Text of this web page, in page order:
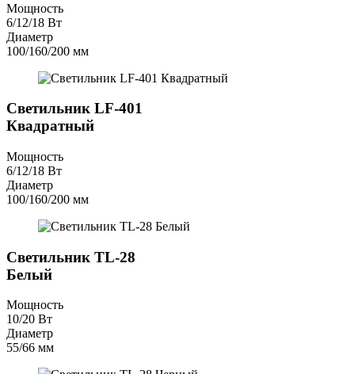
Мощность
6/12/18 Вт
Диаметр
100/160/200 мм
Светильник LF-401
Квадратный
Мощность
6/12/18 Вт
Диаметр
100/160/200 мм
Светильник TL-28
Белый
Мощность
10/20 Вт
Диаметр
55/66 мм